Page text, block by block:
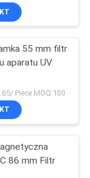
55 mm filtr
aparatu UV
Piece MOQ:100
86 mm Filtr